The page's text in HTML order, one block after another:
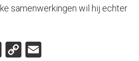
samenwerkingen wil hij echter
WhatsApp
Copy